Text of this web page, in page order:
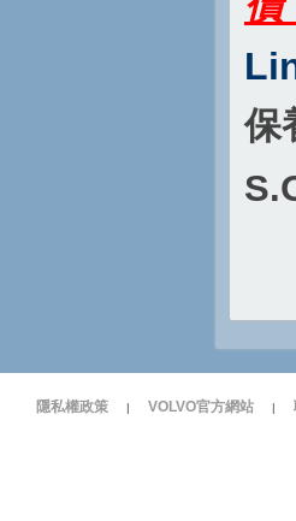
保
隱私權政策 | VOLVO官方網站 |